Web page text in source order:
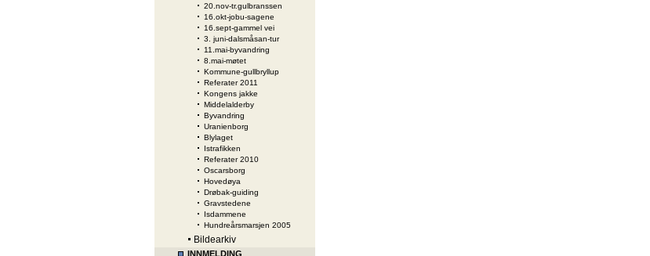
20.nov-tr.gulbranssen
16.okt-jobu-sagene
16.sept-gammel vei
3. juni-dalsmåsan-tur
11.mai-byvandring
8.mai-møtet
Kommune-gullbryllup
Referater 2011
Kongens jakke
Middelalderby
Byvandring
Uranienborg
Blylaget
Istrafikken
Referater 2010
Oscarsborg
Hovedøya
Drøbak-guiding
Gravstedene
Isdammene
Hundreårsmarsjen 2005
Bildearkiv
INNMELDING